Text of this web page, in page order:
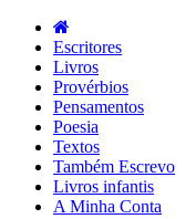
Escritores
Livros
Provérbios
Pensamentos
Poesia
Textos
Também Escrevo
Livros infantis
A Minha Conta